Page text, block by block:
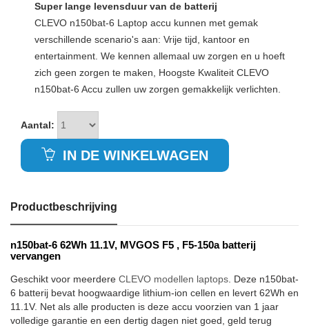
Super lange levensduur van de batterij
CLEVO n150bat-6 Laptop accu kunnen met gemak
verschillende scenario's aan: Vrije tijd, kantoor en
entertainment. We kennen allemaal uw zorgen en u hoeft
zich geen zorgen te maken, Hoogste Kwaliteit CLEVO
n150bat-6 Accu zullen uw zorgen gemakkelijk verlichten.
Aantal:
IN DE WINKELWAGEN
Productbeschrijving
n150bat-6 62Wh 11.1V, MVGOS F5 , F5-150a batterij
vervangen
Geschikt voor meerdere CLEVO modellen laptops . Deze n150bat-
6 batterij bevat hoogwaardige lithium-ion cellen en levert 62Wh en
11.1V. Net als alle producten is deze accu voorzien van 1 jaar
volledige garantie en een dertig dagen niet goed, geld terug